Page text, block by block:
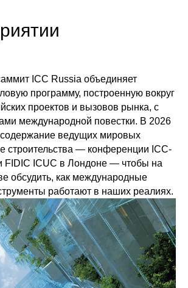
ICC Russia объединяет
программу, построенную вокруг
проектов и вызовов рынка, с
международной повестки. В 2026
содержание ведущих мировых
строительства — конференции ICC-
FIDIC ICUC в Лондоне — чтобы на
обсудить, как международные
работают в наших реалиях.